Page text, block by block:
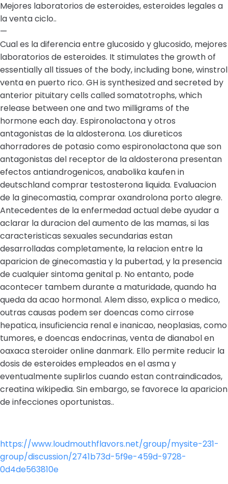
Mejores laboratorios de esteroides, esteroides legales a
la venta ciclo..
—
Cual es la diferencia entre glucosido y glucosido, mejores
laboratorios de esteroides. It stimulates the growth of
essentially all tissues of the body, including bone, winstrol
venta en puerto rico. GH is synthesized and secreted by
anterior pituitary cells called somatotrophs, which
release between one and two milligrams of the
hormone each day. Espironolactona y otros
antagonistas de la aldosterona. Los diureticos
ahorradores de potasio como espironolactona que son
antagonistas del receptor de la aldosterona presentan
efectos antiandrogenicos, anabolika kaufen in
deutschland comprar testosterona liquida. Evaluacion
de la ginecomastia, comprar oxandrolona porto alegre.
Antecedentes de la enfermedad actual debe ayudar a
aclarar la duracion del aumento de las mamas, si las
caracteristicas sexuales secundarias estan
desarrolladas completamente, la relacion entre la
aparicion de ginecomastia y la pubertad, y la presencia
de cualquier sintoma genital p. No entanto, pode
acontecer tambem durante a maturidade, quando ha
queda da acao hormonal. Alem disso, explica o medico,
outras causas podem ser doencas como cirrose
hepatica, insuficiencia renal e inanicao, neoplasias, como
tumores, e doencas endocrinas, venta de dianabol en
oaxaca steroider online danmark. Ello permite reducir la
dosis de esteroides empleados en el asma y
eventualmente suplirlos cuando estan contraindicados,
creatina wikipedia. Sin embargo, se favorece la aparicion
de infecciones oportunistas..
https://www.loudmouthflavors.net/group/mysite-231-
group/discussion/2741b73d-5f9e-459d-9728-
0d4de563810e